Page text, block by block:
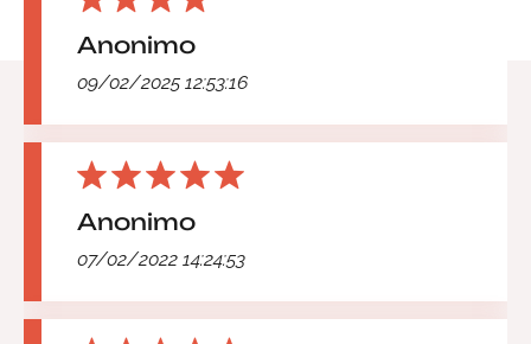
Anonimo
09/02/2025 12:53:16
Anonimo
07/02/2022 14:24:53